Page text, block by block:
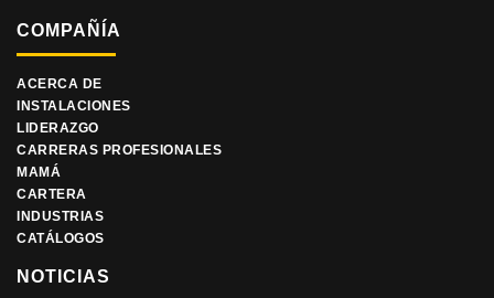
COMPAÑÍA
ACERCA DE
INSTALACIONES
LIDERAZGO
CARRERAS PROFESIONALES
MAMÁ
CARTERA
INDUSTRIAS
CATÁLOGOS
NOTICIAS